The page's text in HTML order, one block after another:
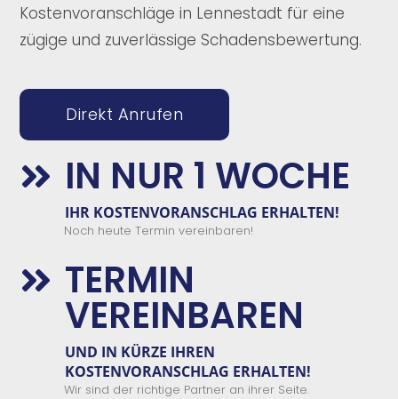
Kostenvoranschläge in Lennestadt für eine
zügige und zuverlässige Schadensbewertung.
Direkt Anrufen
 IN NUR 1 WOCHE
IHR KOSTENVORANSCHLAG ERHALTEN!
Noch heute Termin vereinbaren!
 TERMIN
VEREINBAREN
UND IN KÜRZE IHREN
KOSTENVORANSCHLAG ERHALTEN!
Wir sind der richtige Partner an ihrer Seite.